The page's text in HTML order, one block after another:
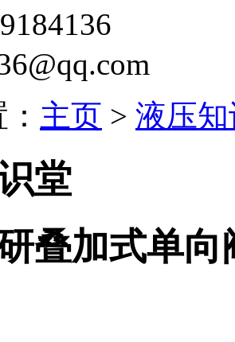
主页 > 液压
堂
叠加式单